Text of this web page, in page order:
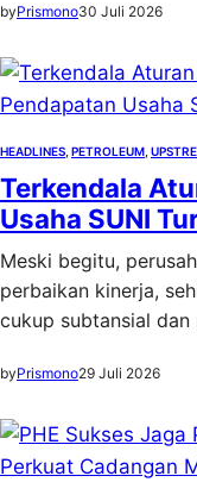
byPrismono30 Juli 2026
HEADLINES PETROLEUM
Terkendala
Usaha SUNI
Meski begitu,
perbaikan kinerja,
cukup subtansial
byPrismono29 Juli 2026